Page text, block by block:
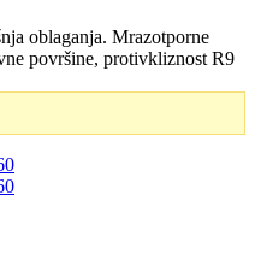
oblaganja. Mrazotporne
površine, protivkliznost R9